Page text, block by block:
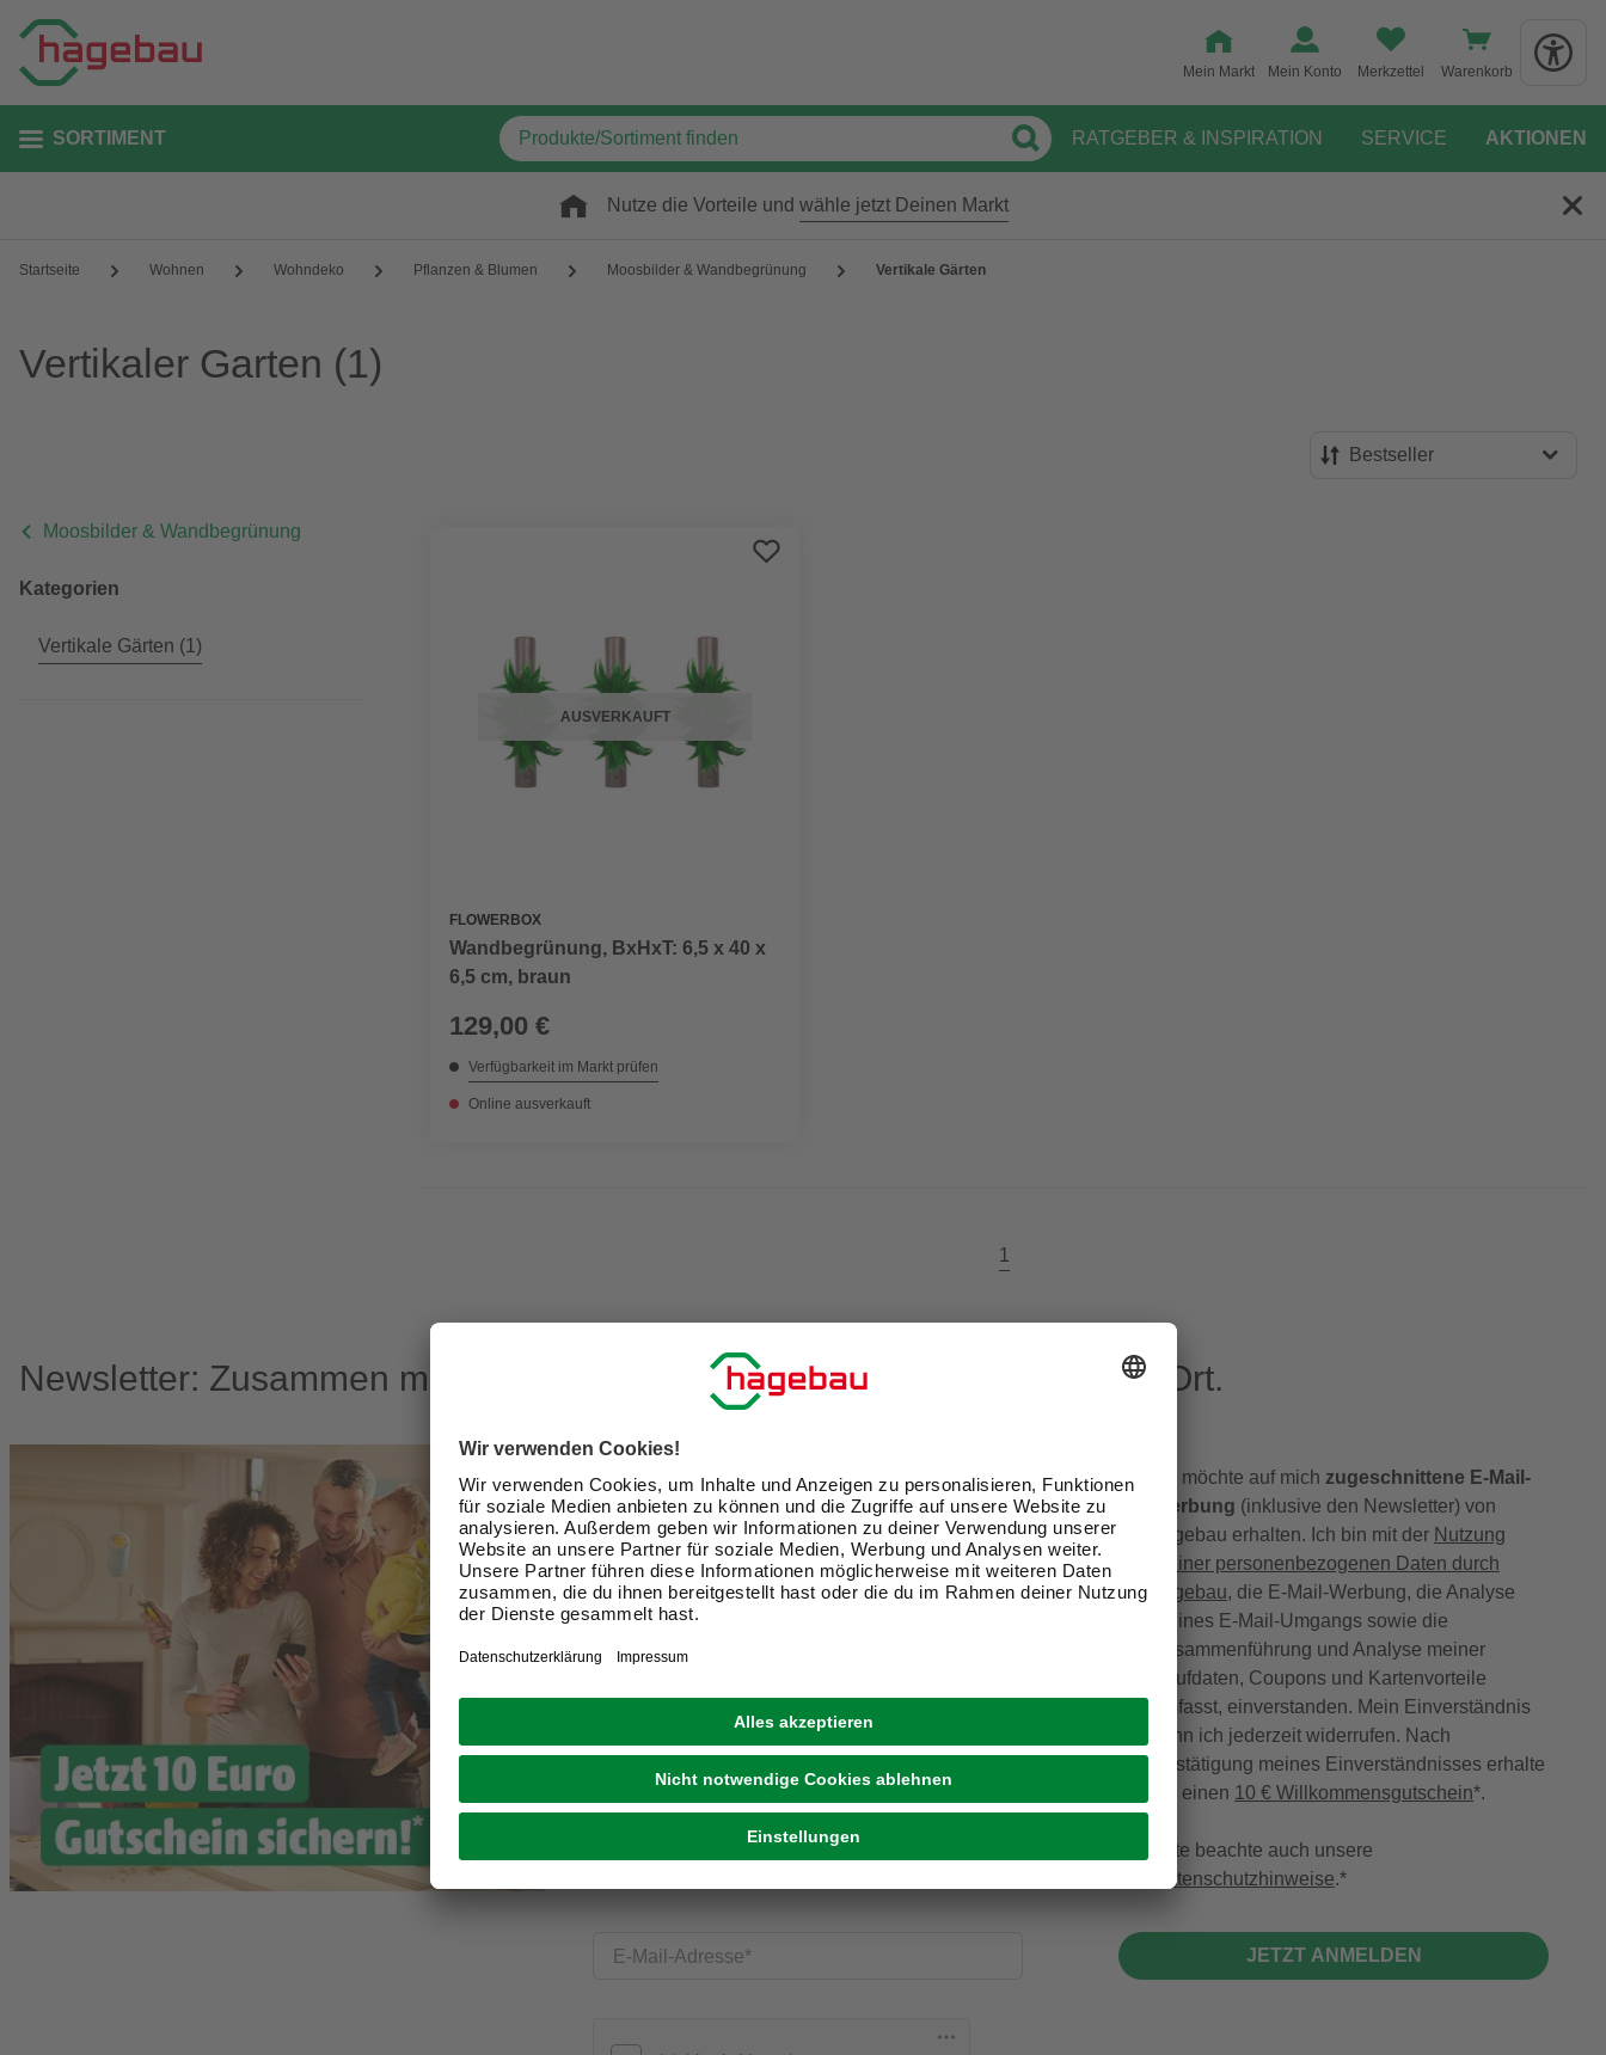
Mein Markt Mein Konto Merkzettel Warenkorb
SORTIMENT RATGEBER & INSPIRATION SERVICE AKTIONEN
Nutze die Vorteile und wähle jetzt Deinen Markt
Startseite Wohnen Wohndeko Pflanzen & Blumen Moosbilder & Wandbegrünung Vertikale Gärten
Vertikaler Garten (1)
Moosbilder & Wandbegrünung
Kategorien
Vertikale Gärten (1)
Bestseller
AUSVERKAUFT
FLOWERBOX
Wandbegrünung, BxHxT: 6,5 x 40 x
6,5 cm, braun
129,00 €
Verfügbarkeit im Markt prüfen
Online ausverkauft
1
Newsletter: Zusammen machen wir Dein Zuhause zu einem schöneren Ort.
Exklusive Angebote und Gewinnspiele
Kreative Ideen & nützliche Heimwerker-Tipps
Produktneuheiten und innovative Lösungen
E-Mail-Adresse
Ich möchte auf mich zugeschnittene E-Mail-
Werbung (inklusive den Newsletter) von
hagebau erhalten. Ich bin mit der Nutzung
meiner personenbezogenen Daten durch
hagebau, die E-Mail-Werbung, die Analyse
meines E-Mail-Umgangs sowie die
Zusammenführung und Analyse meiner
Kaufdaten, Coupons und Kartenvorteile
umfasst, einverstanden. Mein Einverständnis
kann ich jederzeit widerrufen. Nach
Bestätigung meines Einverständnisses erhalte
ich einen 10 € Willkommensgutschein*.
Bitte beachte auch unsere
Datenschutzhinweise.
JETZT ANMELDEN